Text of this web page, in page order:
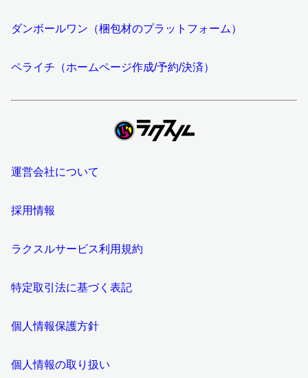
ダンボールワン（梱包材のプラットフォーム）
ペライチ（ホームページ作成/予約/決済）
運営会社について
採用情報
ラクスルサービス利用規約
特定取引法に基づく表記
個人情報保護方針
個人情報の取り扱い